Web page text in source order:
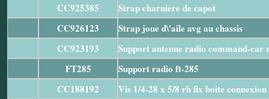
CC925385
Strap charniere de capot
CC926123
Strap joue d\'aile avg au chassis
CC923193
Support antenne radio command-car
FT285
Support radio ft-285
CC188192
Vis 1/4-28 x 5/8 rh fix boite